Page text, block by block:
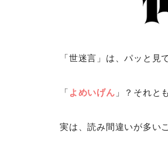
「世迷言」は、パッと見
「 よめいげん 」？それと
実は、読み間違いが多い